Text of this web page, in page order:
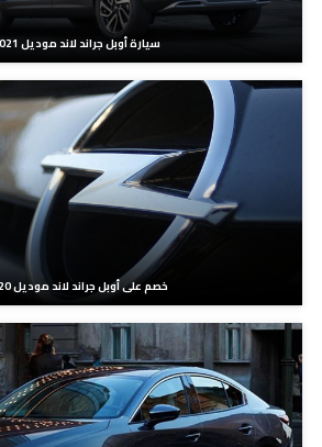
سيارة أوبل جراند لاند موديل 2021
خصم على أوبل جراند لاند موديل 2020